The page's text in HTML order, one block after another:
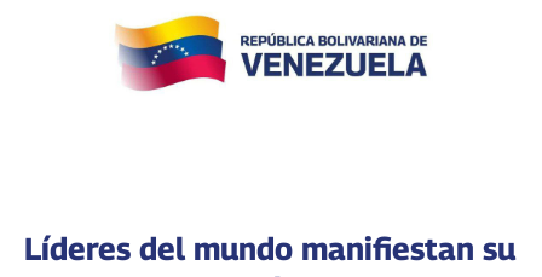
Líderes del mundo manifiestan su